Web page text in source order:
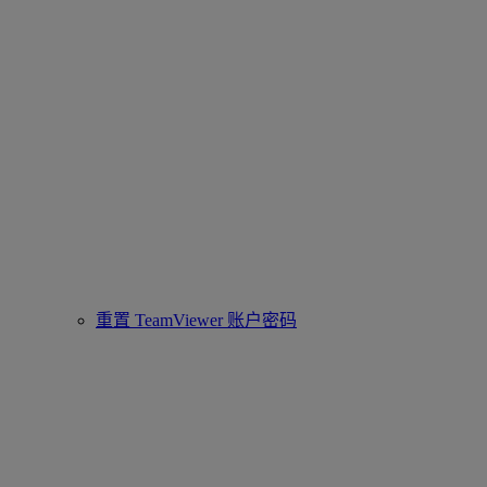
重置 TeamViewer 账户密码